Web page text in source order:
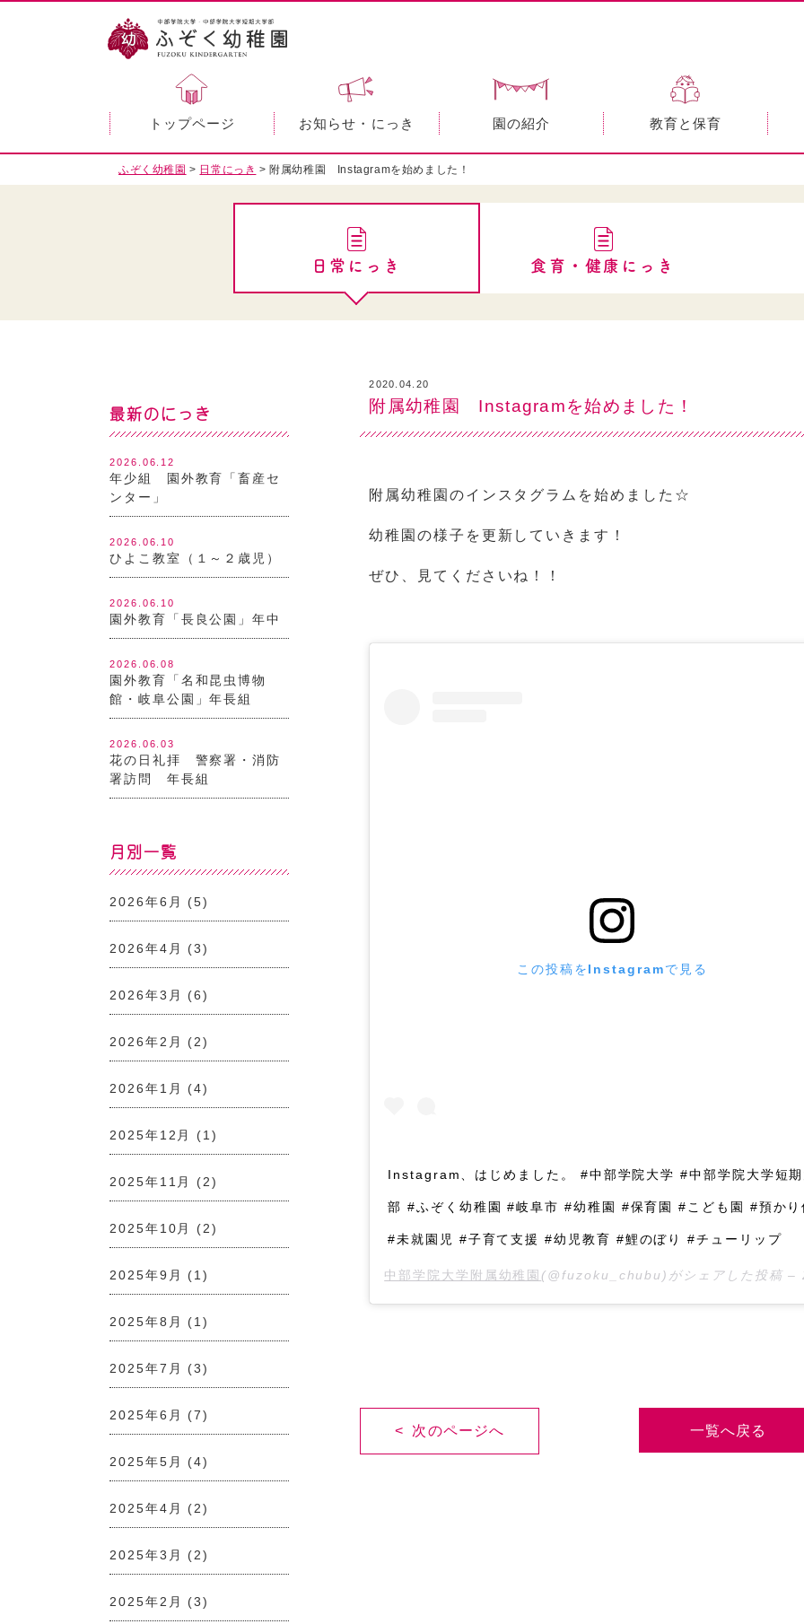
トップページ お知らせ・にっき 園の紹介 教育と保育
ふぞく幼稚園 > 日常にっき > 附属幼稚園 Instagramを始めました！
日常にっき 食育・健康にっき
最新のにっき
2026.06.12
年少組 園外教育「畜産セ
ンター」
2026.06.10
ひよこ教室（１～２歳児）
2026.06.10
園外教育「長良公園」年中
2026.06.08
園外教育「名和昆虫博物
館・岐阜公園」年長組
2026.06.03
花の日礼拝 警察署・消防
署訪問 年長組
月別一覧
2026年6月 (5)
2026年4月 (3)
2026年3月 (6)
2026年2月 (2)
2026年1月 (4)
2025年12月 (1)
2025年11月 (2)
2025年10月 (2)
2025年9月 (1)
2025年8月 (1)
2025年7月 (3)
2025年6月 (7)
2025年5月 (4)
2025年4月 (2)
2025年3月 (2)
2025年2月 (3)
2020.04.20
附属幼稚園 Instagramを始めました！
附属幼稚園のインスタグラムを始めました☆
幼稚園の様子を更新していきます！
ぜひ、見てくださいね！！
この投稿をInstagramで見る
Instagram、はじめました。 #中部学院大学 #中部学院大学短
部 #ふぞく幼稚園 #岐阜市 #幼稚園 #保育園 #こども園 #預かり
#未就園児 #子育て支援 #幼児教育 #鯉のぼり #チューリップ
中部学院大学附属幼稚園 (@fuzoku_chubu)がシェアした投稿 –
< 次のページへ 一覧へ戻る